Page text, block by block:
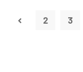
2 3